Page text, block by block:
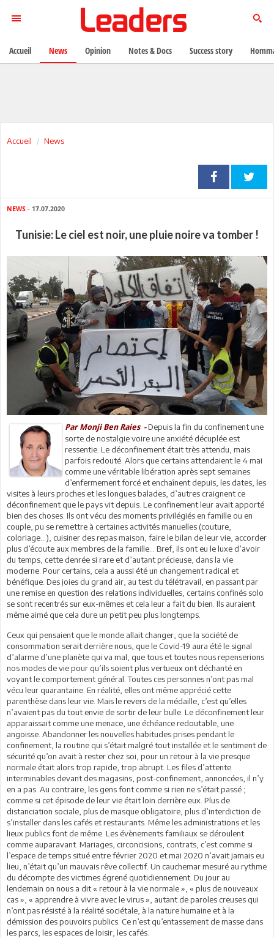
Accueil News
NEWS - 17.07.2020
Tunisie: Le ciel est noir, une pluie noire va tomber !
Par Monji Ben Raies -Depuis la fin du confinement une
sorte de nostalgie voire une anxiété décuplée est
ressentie. Le déconfinement était très attendu, mais
parfois redouté. Alors que certains attendaient le 4 mai
comme une véritable libération après sept semaines
d’enfermement forcé et enchaînent depuis, les dates, les
visites à leurs proches et les longues balades, d’autres craignent ce
déconfinement que le pays vit depuis. Le confinement leur avait apporté
bien des choses. Ils ont vécu des moments privilégiés en famille ou en
couple, pu se remettre à certaines activités manuelles (couture,
coloriage…), cuisiner des repas maison, faire le bilan de leur vie, accorder
plus d’écoute aux membres de la famille… Bref, ils ont eu le luxe d’avoir
du temps, cette denrée si rare et d’autant précieuse, dans la vie
moderne. Pour certains, cela a aussi été un changement radical et
bénéfique. Des joies du grand air, au test du télétravail, en passant par
une remise en question des relations individuelles, certains confinés solo
se sont recentrés sur eux-mêmes et cela leur a fait du bien. Ils auraient
même aimé que cela dure un petit peu plus longtemps.
Ceux qui pensaient que le monde allait changer, que la société de
consommation serait derrière nous, que le Covid-19 aura été le signal
d’alarme d’une planète qui va mal, que tous et toutes nous repenserions
nos modes de vie pour qu’ils soient plus vertueux ont déchanté en
voyant le comportement général. Toutes ces personnes n’ont pas mal
vécu leur quarantaine. En réalité, elles ont même apprécié cette
parenthèse dans leur vie. Mais le revers de la médaille, c’est qu’elles
n’avaient pas du tout envie de sortir de leur bulle. Le déconfinement leur
apparaissait comme une menace, une échéance redoutable, une
angoisse. Abandonner les nouvelles habitudes prises pendant le
confinement, la routine qui s’était malgré tout installée et le sentiment de
sécurité qu’on avait à rester chez soi, pour un retour à la vie presque
normale était alors trop rapide, trop abrupt. Les files d’attente
interminables devant des magasins, post-confinement, annoncées, il n’y
en a pas. Au contraire, les gens font comme si rien ne s’était passé ;
comme si cet épisode de leur vie était loin derrière eux. Plus de
distanciation sociale, plus de masque obligatoire, plus d’interdiction de
s’installer dans les cafés et restaurants. Même les administrations et les
lieux publics font de même. Les évènements familiaux se déroulent
comme auparavant. Mariages, circoncisions, contrats, c’est comme si
l’espace de temps situé entre février 2020 et mai 2020 n’avait jamais eu
lieu, n’était qu’un mauvais rêve collectif. Un cauchemar mesuré au rythme
du décompte des victimes égrené quotidiennement. Du jour au
lendemain on nous a dit « retour à la vie normale », « plus de nouveaux
cas », « apprendre à vivre avec le virus », autant de paroles creuses qui
n’ont pas résisté à la réalité sociétale, à la nature humaine et à la
démission des pouvoirs publics. Ce n’est qu’entassement de masse dans
les parcs, les espaces de loisir, les cafés.
Accueil News Opinion Notes & Docs Success story